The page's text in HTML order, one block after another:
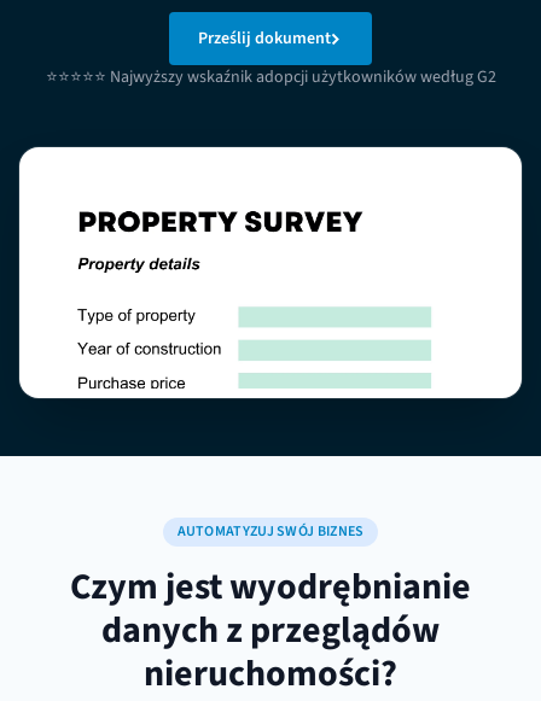
Prześlij dokument
⭐⭐⭐⭐⭐ Najwyższy wskaźnik adopcji użytkowników według G2
AUTOMATYZUJ SWÓJ BIZNES
Czym jest wyodrębnianie
danych z przeglądów
nieruchomości?